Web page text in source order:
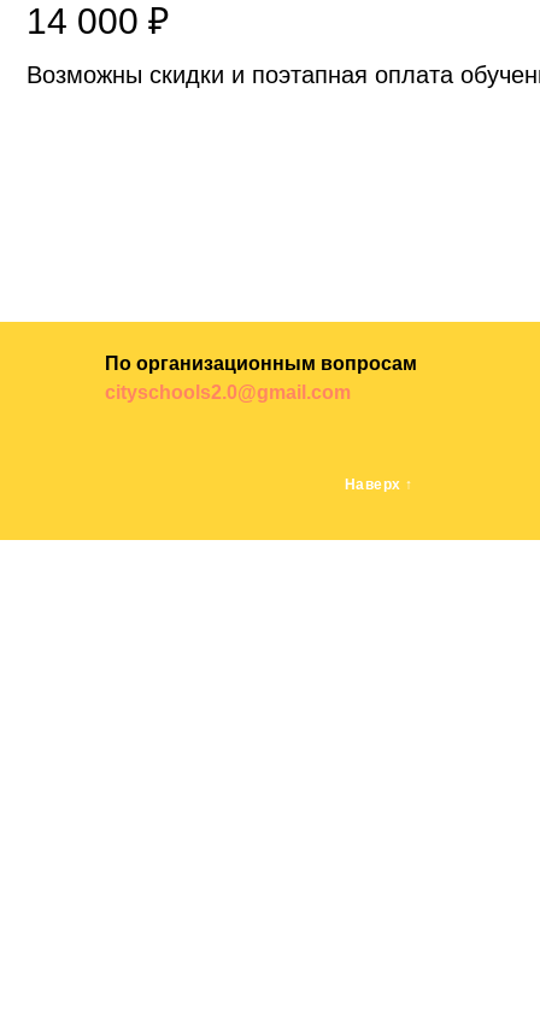
14 000 ₽
Возможны скидки и поэтапная оплата
Наверх ↑
По организационным вопросам
cityschools2.0@gmail.com